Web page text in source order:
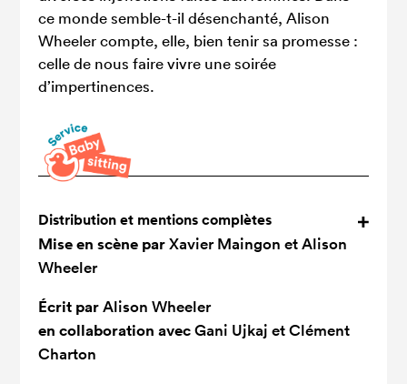
ce monde semble-t-il désenchanté, Alison
Wheeler compte, elle, bien tenir sa promesse :
celle de nous faire vivre une soirée
d’impertinences.
Distribution et mentions complètes
Mise en scène parXavier Maingon et Alison
Wheeler
Écrit parAlison Wheeler
en collaboration avecGani Ujkaj et Clément
Charton